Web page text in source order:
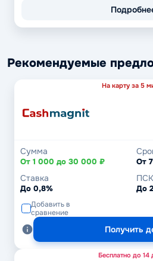
Рекомендуемые
На карту за 5
Сумма
От 1 000 до 30 000 ₽ От
Ставка
До 0,8%
ПСК
До
Добавить в
сравнение
Получить
Бесплатно до 14